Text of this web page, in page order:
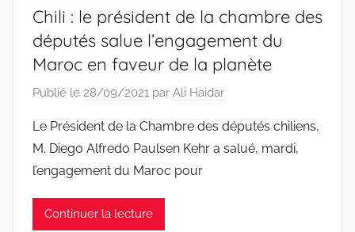
Chili : le président de la chambre des
députés salue l’engagement du
Maroc en faveur de la planète
Publié le 28/09/2021 par Ali Haidar
Le Président de la Chambre des députés chiliens,
M. Diego Alfredo Paulsen Kehr a salué, mardi,
l’engagement du Maroc pour
Continuer la lecture